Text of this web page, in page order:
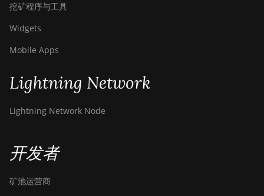
挖矿程序与工具
Widgets
Mobile Apps
Lightning Network
Lightning Network Node
开发者
矿池运营商